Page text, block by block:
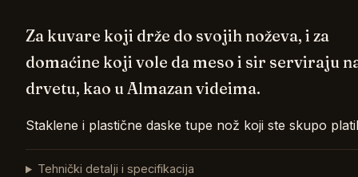
Za kuvare koji drže do svojih noževa, i za
domaćine koji vole da meso i sir serviraju
drvetu, kao u Almazan videima.
Staklene i plastične daske tupe nož koji ste skupo
Tehnički detalji i specifikacija